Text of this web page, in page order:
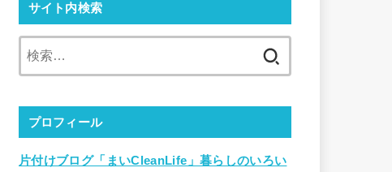
サイト内検索
プロフィール
片付けブログ「まいCleanLife」暮らしのいろい